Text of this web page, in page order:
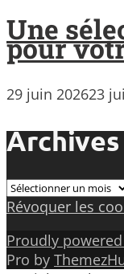
Une
pour
29 juin 202623
Archives
Archives
Révoquer les
Proudly
Pro by